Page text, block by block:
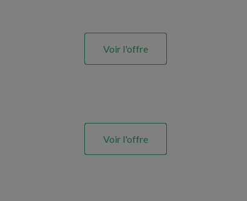
Voir l'offre
Voir l'offre